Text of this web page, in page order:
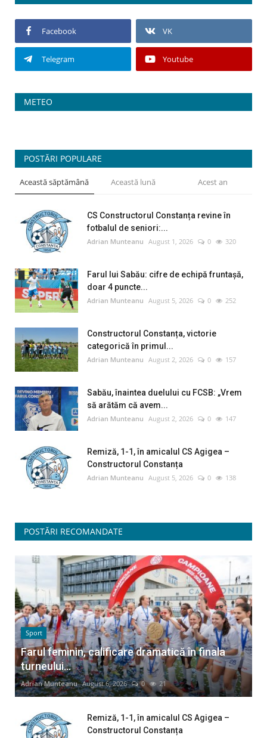
Facebook VK
Telegram Youtube
METEO
POSTĂRI POPULARE
Această săptămână Această lună Acest an
CS Constructorul Constanța revine în
fotbalul de seniori:...
Adrian Munteanu August 1, 2026 0 320
Farul lui Sabău: cifre de echipă fruntașă,
doar 4 puncte...
Adrian Munteanu August 5, 2026 0 252
Constructorul Constanța, victorie
categorică în primul...
Adrian Munteanu August 2, 2026 0 157
Sabău, înaintea duelului cu FCSB: „Vrem
să arătăm că avem...
Adrian Munteanu August 2, 2026 0 147
Remiză, 1-1, în amicalul CS Agigea –
Constructorul Constanța
Adrian Munteanu August 5, 2026 0 138
POSTĂRI RECOMANDATE
Sport
Farul feminin, calificare dramatică în finala
turneului...
Adrian Munteanu August 6, 2026 0 21
Remiză, 1-1, în amicalul CS Agigea –
Constructorul Constanța